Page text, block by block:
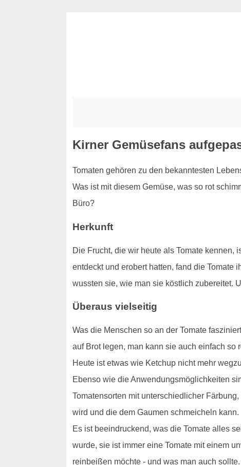
Kirner Gemüsefans
Tomaten gehören zu den bekanntesten
Was ist mit diesem Gemüse, was so rot
Büro?
Herkunft
Die Frucht, die wir heute als Tomate
entdeckt und erobert hatten, fand die Tomate
wussten sie, wie man sie köstlich zubereitet.
Überaus vielseitig
Was die Menschen so an der Tomate
auf Brot legen, man kann sie auch einfach so
Heute ist etwas wie Ketchup nicht mehr
Ebenso wie die Anwendungsmöglichkeiten
Tomatensorten mit unterschiedlicher
wird und die dem Gaumen schmeicheln kann.
Es ist beeindruckend, was die Tomate alles
wurde, sie ist immer eine Tomate mit einem
reinbeißen möchte - und was man auch